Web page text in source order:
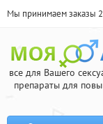
Мы принимаем заказы
все для Вашего
препараты для